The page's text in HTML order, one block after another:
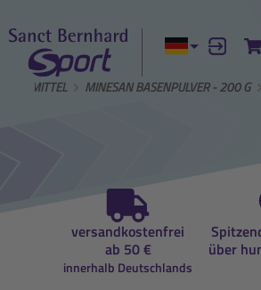
Aktuelle
MINESAN BASENPULVER - 200 G
versandkostenfrei
ab 50 €
innerhalb Deutschlands
über